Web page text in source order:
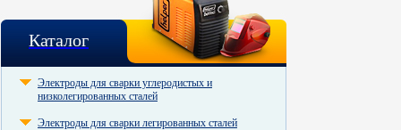
Каталог
Электроды для сварки углеродистых и
низколегированных сталей
Электроды для сварки легированных сталей